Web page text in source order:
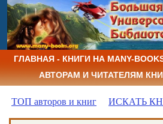
ГЛАВНАЯ - КНИГИ НА MANY-
АВТОРАМ И ЧИТАТЕЛЯМ
ТОП авторов и книг ИСКАТЬ